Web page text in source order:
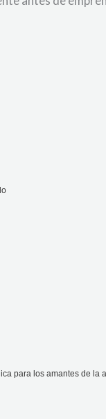
para los amantes de la